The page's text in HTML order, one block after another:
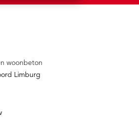
woonbeton
Limburg